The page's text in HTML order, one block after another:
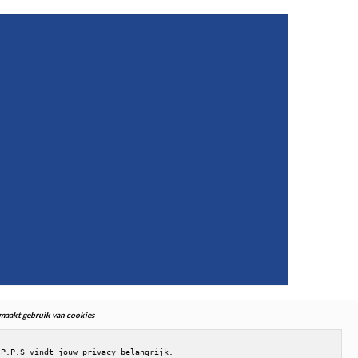
maakt gebruik van cookies
vindt jouw privacy belangrijk.